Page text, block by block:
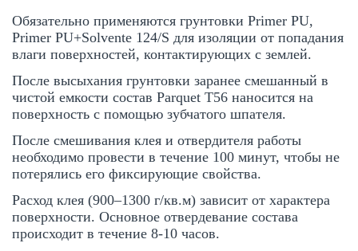
Обязательно применяются грунтовки Primer PU,
Primer PU+Solvente 124/S для изоляции от попадания
влаги поверхностей, контактирующих с землей.
После высыхания грунтовки заранее смешанный в
чистой емкости состав Parquet T56 наносится на
поверхность с помощью зубчатого шпателя.
После смешивания клея и отвердителя работы
необходимо провести в течение 100 минут, чтобы не
потерялись его фиксирующие свойства.
Расход клея (900–1300 г/кв.м) зависит от характера
поверхности. Основное отвердевание состава
происходит в течение 8-10 часов.